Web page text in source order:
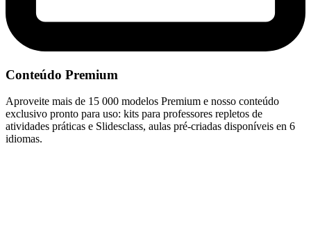
Conteúdo Premium
Aproveite mais de 15 000 modelos Premium e nosso conteúdo
exclusivo pronto para uso: kits para professores repletos de
atividades práticas e Slidesclass, aulas pré-criadas disponíveis en 6
idiomas.